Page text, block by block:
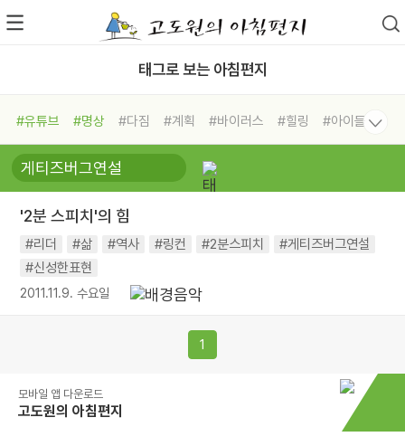
태그로 보는 아침편지
#유튜브 #명상 #다짐 #계획 #바이러스 #힐링
#아이들
#비전캠프
#독서캠프 #삶
#희망
#나눔 #친구 #링컨학교
#독서
#건강 #면역력
'2분 스피치'의 힘
#리더 #삶 #역사 #링컨 #2분스피치
#게티즈버그연설
#신성한표현
2011.11.9. 수요일
1
모바일 앱 다운로드
고도원의 아침편지